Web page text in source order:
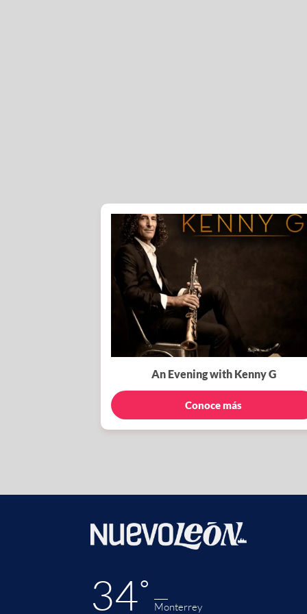
An Evening with Kenny G
Conoce más
34˚ Monterrey